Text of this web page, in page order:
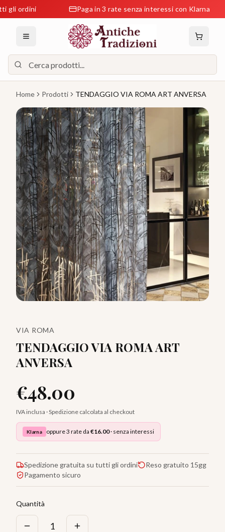
Paga in 3 rate senza interessi con Klarna
Home Prodotti TENDAGGIO VIA ROMA ART ANVERSA
VIA ROMA
TENDAGGIO VIA ROMA ART
ANVERSA
€48.00
IVA inclusa · Spedizione calcolata al checkout
Klarna oppure 3 rate da €16.00· senza interessi
Spedizione gratuita su tutti gli ordini
Reso gratuito 15gg
Pagamento sicuro
Quantità
1